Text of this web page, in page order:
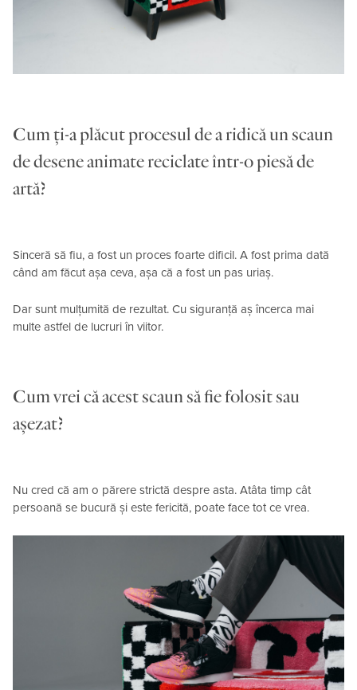
Cum ți-a plăcut procesul de a ridică un scaun
de desene animate reciclate într-o piesă de
artă?
Sinceră să fiu, a fost un proces foarte dificil. A fost prima dată
când am făcut așa ceva, așa că a fost un pas uriaș.
Dar sunt mulțumită de rezultat. Cu siguranță aș încerca mai
multe astfel de lucruri în viitor.
Cum vrei că acest scaun să fie folosit sau
așezat?
Nu cred că am o părere strictă despre asta. Atâta timp cât
persoană se bucură și este fericită, poate face tot ce vrea.